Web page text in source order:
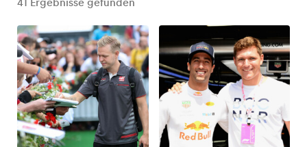
Fahrzeug
Alle anzeigen